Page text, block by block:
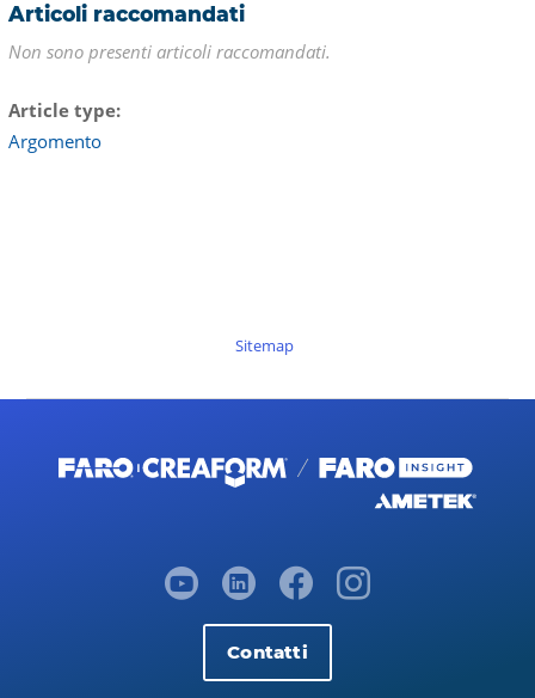
Articoli raccomandati
Non sono presenti articoli raccomandati.
Article type
Argomento
Sitemap
Contatti